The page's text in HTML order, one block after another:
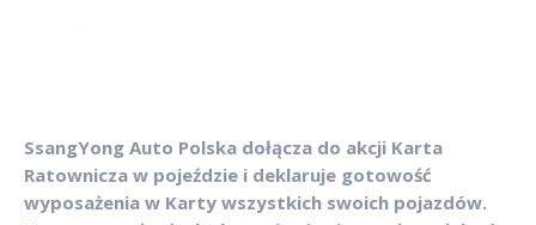
SsangYong Auto Polska dołącza do akcji Karta
Ratownicza w pojeździe i deklaruje gotowość
wyposażenia w Karty wszystkich swoich pojazdów.